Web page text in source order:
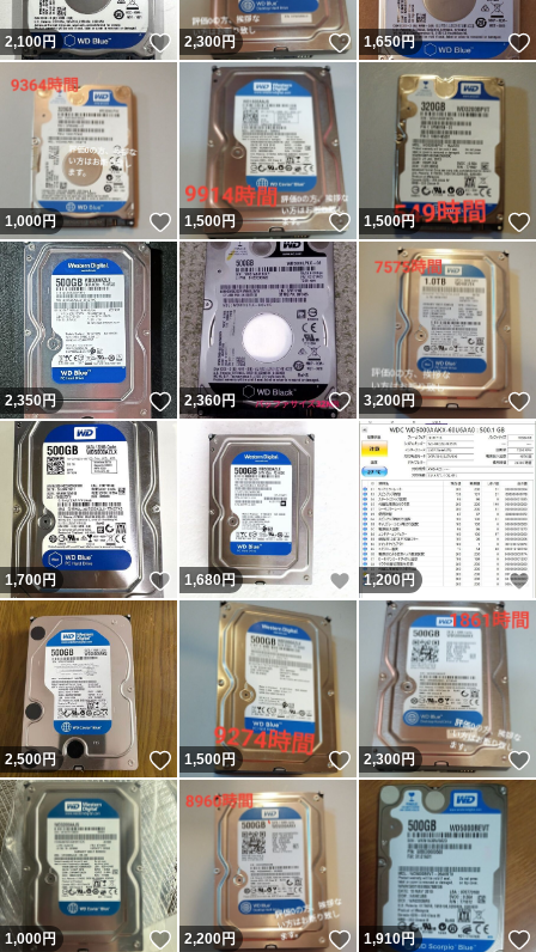
2,100円 いいね！
2,300円 いいね！
1,650円
1,000円 いいね！
1,500円 いいね！
1,500円
2,350円 いいね！
2,360円 いいね！
3,200円
1,700円 いいね！
1,680円 いいね！
1,200円
2,500円 いいね！
1,500円 いいね！
2,300円
1,000円 いいね！
2,200円 いいね！
1,910円